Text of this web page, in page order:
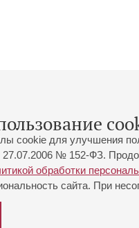
cookie для улучшения
№ 152-ФЗ.
обработки
сайта. При